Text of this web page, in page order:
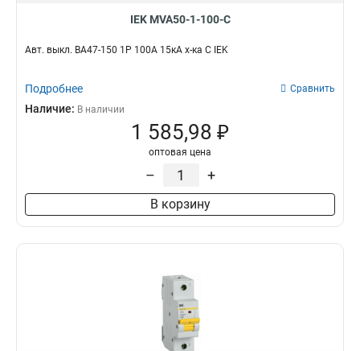
IEK MVA50-1-100-C
Авт. выкл. ВА47-150 1Р 100А 15кА х-ка C IEK
Подробнее Сравнить
Наличие: В наличии
1 585,98 ₽
оптовая цена
– +
В корзину